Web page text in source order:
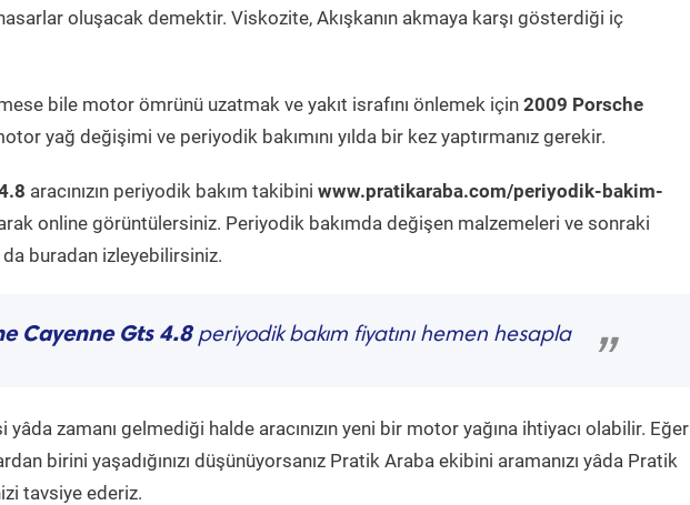
oluşacak demektir. Viskozite, Akışkanın akmaya karşı gösterdiği iç
bile motor ömrünü uzatmak ve yakıt israfını önlemek için 2009 Porsche
yağ değişimi ve periyodik bakımını yılda bir kez yaptırmanız gerekir.
aracınızın periyodik bakım takibini www.pratikaraba.com/periyodik-bakim-
online görüntülersiniz. Periyodik bakımda değişen malzemeleri ve sonraki
da buradan izleyebilirsiniz.
Cayenne Gts 4.8periyodik bakım fiyatını hemen hesapla
”
zamanı gelmediği halde aracınızın yeni bir motor yağına ihtiyacı olabilir. Eğer
birini yaşadığınızı düşünüyorsanız Pratik Araba ekibini aramanızı yâda Pratik
tavsiye ederiz.